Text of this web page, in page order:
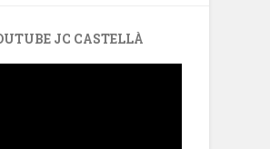
JC CASTELLÀ